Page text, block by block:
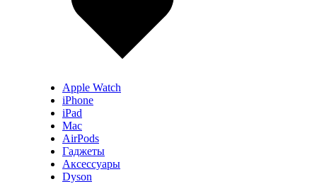
Apple Watch
iPhone
iPad
Mac
AirPods
Гаджеты
Аксессуары
Dyson